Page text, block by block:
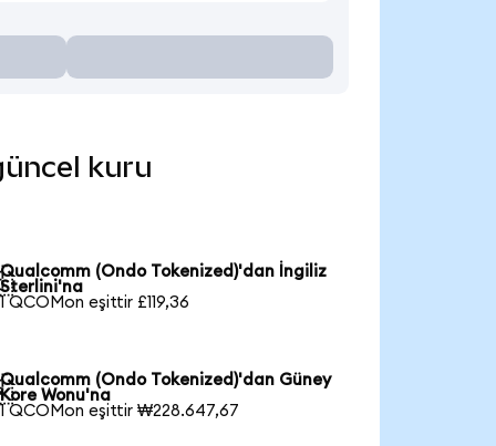
kuru
Qualcomm (Ondo Tokenized)'dan İngiliz
Sterlini'na
1 QCOMon eşittir £119,36
Qualcomm (Ondo Tokenized)'dan Güney
Kore Wonu'na
1 QCOMon eşittir ₩228.647,67